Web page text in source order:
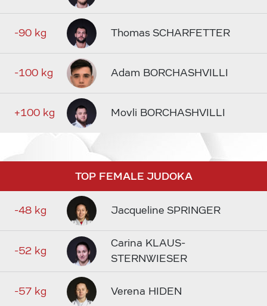
-90 kg Thomas SCHARFETTER
-100 kg Adam BORCHASHVILLI
+100 kg Movli BORCHASHVILLI
TOP FEMALE JUDOKA
-48 kg Jacqueline SPRINGER
-52 kg
Carina KLAUS-
STERNWIESER
-57 kg Verena HIDEN